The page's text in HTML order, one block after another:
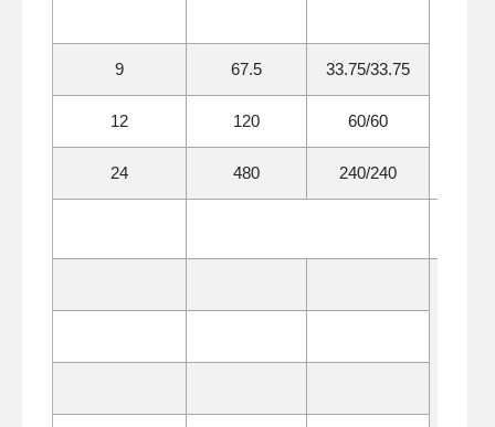
9 67.5 33.75/33.75
12 120 60/60
24 480 240/240